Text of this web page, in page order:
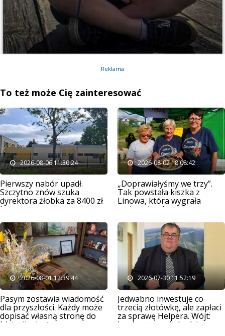
Reklama
To też może Cię zainteresować
2026-08-06 11:30:24
Pierwszy nabór upadł.
Szczytno znów szuka
dyrektora żłobka za 8400 zł
brutto
2026-08-02 18:08:42
„Doprawiałyśmy we trzy”.
Tak powstała kiszka z
Linowa, która wygrała
gminny konkurs
2026-08-01 12:39:44
Pasym zostawia wiadomość
dla przyszłości. Każdy może
dopisać własną stronę do
historii miasta
2026-07-30 11:52:19
Jedwabno inwestuje co
trzecią złotówkę, ale zapłaci
za sprawę Helpera. Wójt:
bankructwa nie będzie